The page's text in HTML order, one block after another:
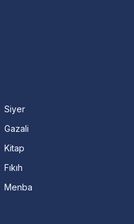
Siyer
Gazali
Kitap
Fıkıh
Menba